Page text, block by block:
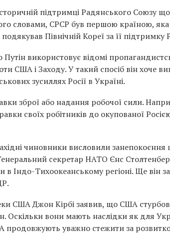
підтримці Радянського Союзу
словами, СРСР був першою країною,
Північній Кореї за її підтримку
використовує відомі
США і Заходу. У такий спосіб він хоче
зусиллях Росії в Україні.
зброї або надання робочої сили.
своїх робітників до окупованої
чиновники висловили
секретар НАТО Єнс
в Індо-Тихоокеанському регіоні. Ще він
США Джон Кірбі заявив, що США
Оскільки вони мають наслідки як для
продовжують уважно стежити за